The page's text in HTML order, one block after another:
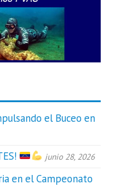
el Buceo en
junio 28, 2026
en el Campeonato